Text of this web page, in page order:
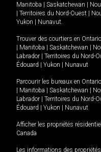
Manitoba
Saskatchewan
Territoires du Nord-Ouest
Yukon
Nunavut.
Trouver des courtiers en Ontario
Manitoba Saskatchewan
Labrador
Territoires du Nord-
Édouard
Yukon Nunavut
Parcourir les bureaux en Ontario
Manitoba Saskatchewan
Labrador
Territoires du Nord-
Édouard
Yukon Nunavut
Afficher les propriétés
Canada
Les informations des